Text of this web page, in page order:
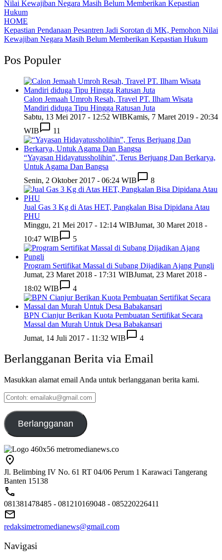
HOME
Kepastian Pendanaan Pesantren Jadi Sorotan di MK, Pemohon Nilai
Kewajiban Negara Masih Belum Memberikan Kepastian Hukum
Pos Populer
Calon Jemaah Umroh Resah, Travel PT. Ilham Wisata
Mandiri diduga Tipu Hingga Ratusan Juta
Sabtu, 13 Mei 2017 - 12:52 WIBKamis, 7 Maret 2019 - 20:34
WIB
11
“Yayasan Hidayatussholihin”, Terus Berjuang Dan Berkarya,
Untuk Agama Dan Bangsa
Senin, 2 Oktober 2017 - 06:24 WIB
8
Jual Gas 3 Kg di Atas HET, Pangkalan Bisa Dipidana Atau
PHU
Minggu, 21 Mei 2017 - 12:14 WIBJumat, 30 Maret 2018 -
10:47 WIB
5
Program Sertifikat Massal di Subang Dijadikan Ajang Pungli
Jumat, 23 Maret 2018 - 17:31 WIBJumat, 23 Maret 2018 -
18:02 WIB
4
BPN Cianjur Berikan Kuota Pembuatan Sertifikat Secara
Massal dan Murah Untuk Desa Babakansari
Jumat, 14 Juli 2017 - 11:32 WIB
4
Berlangganan Berita via Email
Masukkan alamat email Anda untuk berlangganan berita kami.
Contoh:
emailaku@gmail.com
Berlangganan
Jl. Belimbing IV No. 61 RT 04/06 Perum 1 Karawaci Tangerang
Banten 15138
081381478485 - 081210169048 - 085220226411
redaksimetromedianews@gmail.com
Navigasi